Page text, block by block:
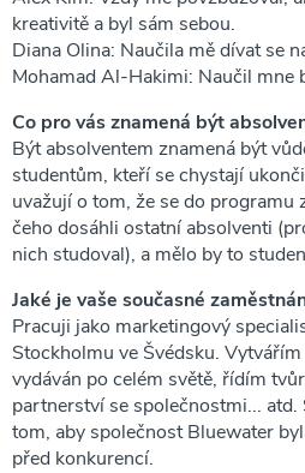
kreativitě a byl sám sebou.
Diana Olina: Naučila mě dívat se
Mohamad Al-Hakimi: Naučil mne
Co pro vás znamená být
Být absolventem znamená být
studentům, kteří se chystají
uvažují o tom, že se do programu
čeho dosáhli ostatní absolventi
nich studoval), a mělo by to
Jaké je vaše současné
Pracuji jako marketingový
Stockholmu ve Švédsku.
vydáván po celém světě, řídím
partnerství se společnostmi...
tom, aby společnost Bluewater
před konkurencí.